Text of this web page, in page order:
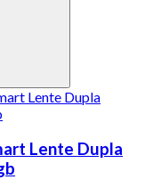
Lente Dupla